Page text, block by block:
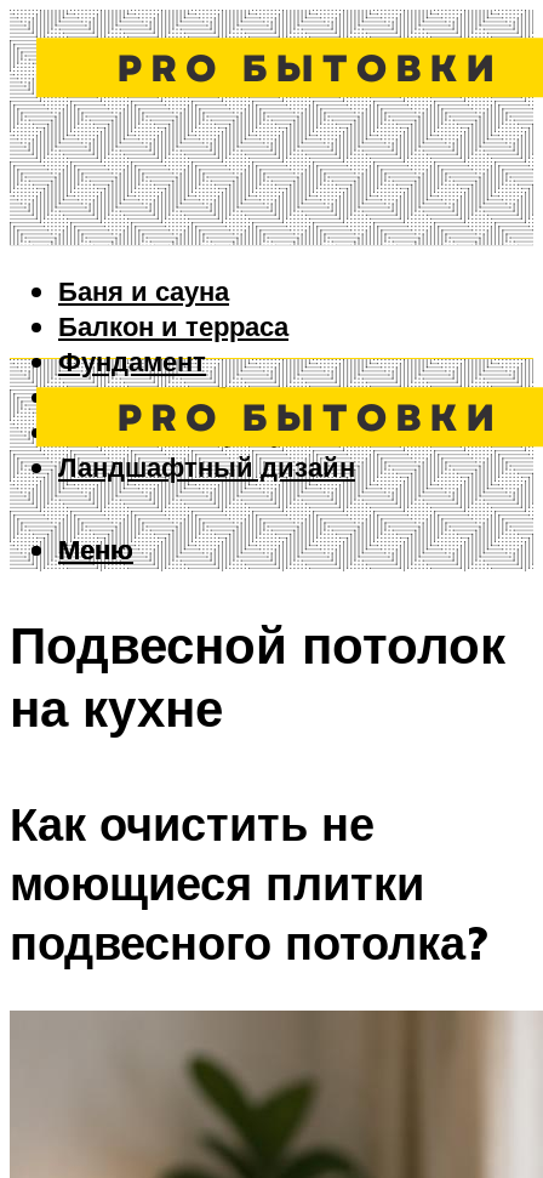
Баня и сауна
Балкон и терраса
Фундамент
Ворота и забор
Дизайн интерьера
Ландшафтный дизайн
Меню
Меню
Подвесной потолок
на кухне
Как очистить не
моющиеся плитки
подвесного потолка?